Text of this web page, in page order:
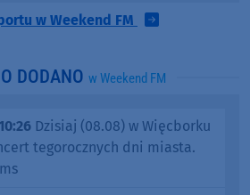
w Weekend FM
DODANO w Weekend FM
Dzisiaj (08.08) w Więcborku
tegorocznych dni miasta.